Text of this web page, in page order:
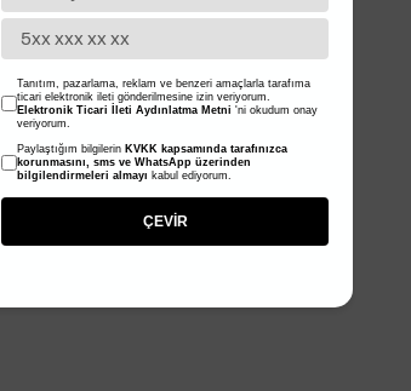
Tanıtım, pazarlama, reklam ve benzeri amaçlarla tarafıma
ticari elektronik ileti gönderilmesine izin veriyorum.
Elektronik Ticari İleti Aydınlatma Metni 'ni okudum onay
veriyorum.
Paylaştığım bilgilerin KVKK kapsamında tarafınızca
korunmasını, sms ve WhatsApp üzerinden
bilgilendirmeleri almayı kabul ediyorum.
ÇEVİR